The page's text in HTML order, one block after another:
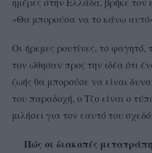
«Θα μπορούσα να το κάνω
Οι ήρεμες ρουτίνες, το
τον ώθησαν προς την ιδέα ότι
ζωής θα μπορούσε να είναι
του παραδοχή, ο Τζο είναι ο
μιλήσει για τον εαυτό του
Πώς οι διακοπές